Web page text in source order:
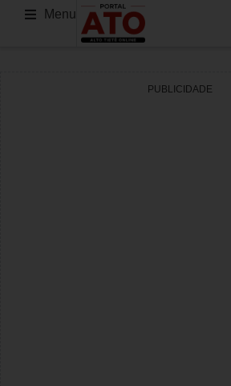
Menu
PUBLICIDADE